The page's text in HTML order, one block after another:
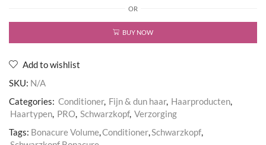
Boost
Conditioner
OR
BUY NOW
Add to wishlist
SKU: N/A
Categories: Conditioner, Fijn & dun haar, Haarproducten,
Haartypen, PRO, Schwarzkopf, Verzorging
Tags: Bonacure Volume,Conditioner,Schwarzkopf,